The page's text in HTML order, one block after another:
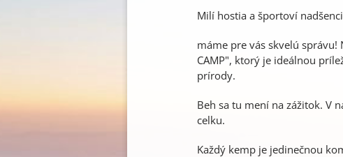
Milí hostia a športoví
máme pre vás skvelú správu!
CAMP", ktorý je ideálnou
prírody.
Beh sa tu mení na zážitok. V
celku.
Každý kemp je jedinečnou